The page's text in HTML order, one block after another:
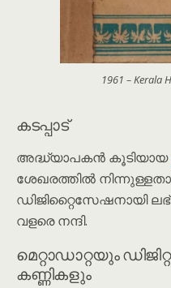
1961 – Kerala
കടപ്പാട്
അദ്ധ്യാപകൻ കൂടിയായ
ശേഖരത്തിൽ
ഡിജിറ്റൈസേഷനായി
വളരെ നന്ദി.
മെറ്റാഡാറ്റയും
കണ്ണികളും